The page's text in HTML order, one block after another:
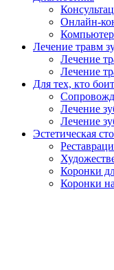
Онлайн-
Лечение травм
Лечение
Лечение
Для тех, кто
Лечение
Лечение
Эстетическая
Коронки
Коронки